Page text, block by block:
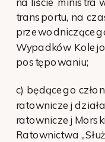
transportu, na
Wypadków
postępowaniu;
c) będącego
ratowniczej
ratowniczej
Ratownictwa